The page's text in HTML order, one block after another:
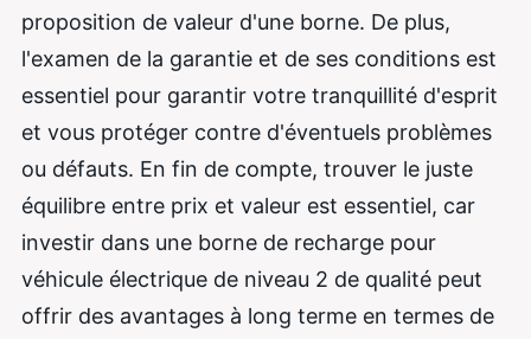
proposition de valeur d'une borne. De plus,
l'examen de la garantie et de ses conditions est
essentiel pour garantir votre tranquillité d'esprit
et vous protéger contre d'éventuels problèmes
ou défauts. En fin de compte, trouver le juste
équilibre entre prix et valeur est essentiel, car
investir dans une borne de recharge pour
véhicule électrique de niveau 2 de qualité peut
offrir des avantages à long terme en termes de